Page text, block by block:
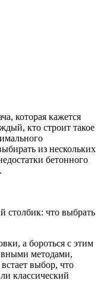
которая кажется
кто строит такое
из нескольких
бетонного
столбик: что выбрать
а бороться с этим
методами,
выбор, что
классический